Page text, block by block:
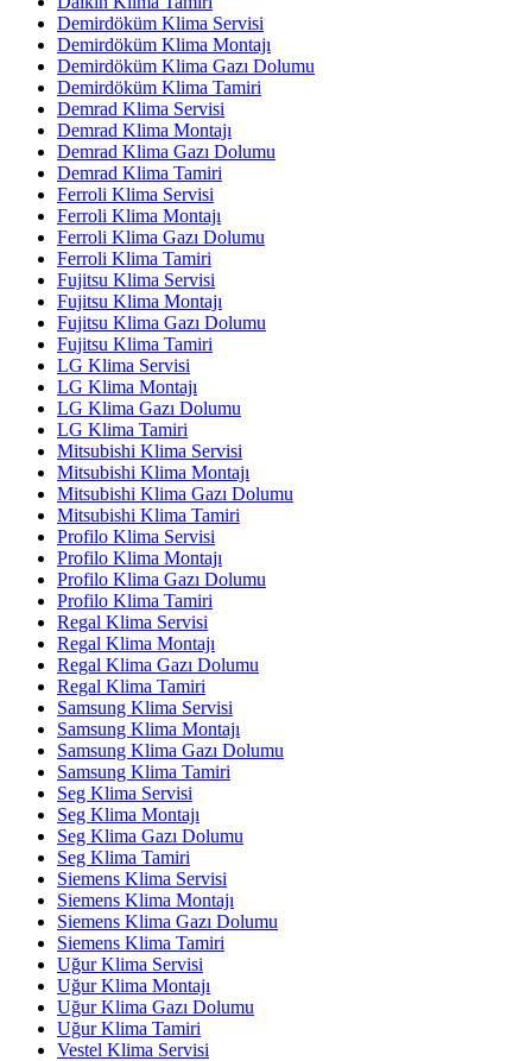
Demirdöküm Klima Servisi
Demirdöküm Klima Montajı
Demirdöküm Klima Gazı Dolumu
Demirdöküm Klima Tamiri
Demrad Klima Servisi
Demrad Klima Montajı
Demrad Klima Gazı Dolumu
Demrad Klima Tamiri
Ferroli Klima Servisi
Ferroli Klima Montajı
Ferroli Klima Gazı Dolumu
Ferroli Klima Tamiri
Fujitsu Klima Servisi
Fujitsu Klima Montajı
Fujitsu Klima Gazı Dolumu
Fujitsu Klima Tamiri
LG Klima Servisi
LG Klima Montajı
LG Klima Gazı Dolumu
LG Klima Tamiri
Mitsubishi Klima Servisi
Mitsubishi Klima Montajı
Mitsubishi Klima Gazı Dolumu
Mitsubishi Klima Tamiri
Profilo Klima Servisi
Profilo Klima Montajı
Profilo Klima Gazı Dolumu
Profilo Klima Tamiri
Regal Klima Servisi
Regal Klima Montajı
Regal Klima Gazı Dolumu
Regal Klima Tamiri
Samsung Klima Servisi
Samsung Klima Montajı
Samsung Klima Gazı Dolumu
Samsung Klima Tamiri
Seg Klima Servisi
Seg Klima Montajı
Seg Klima Gazı Dolumu
Seg Klima Tamiri
Siemens Klima Servisi
Siemens Klima Montajı
Siemens Klima Gazı Dolumu
Siemens Klima Tamiri
Uğur Klima Servisi
Uğur Klima Montajı
Uğur Klima Gazı Dolumu
Uğur Klima Tamiri
Vestel Klima Servisi